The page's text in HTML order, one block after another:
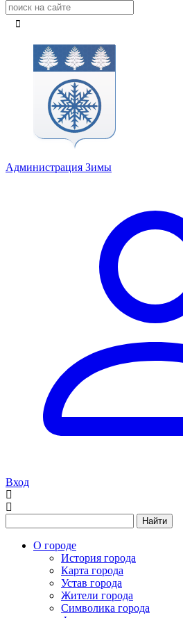
Администрация Зимы
Вход
Найти
О городе
История города
Карта города
Устав города
Жители города
Символика города